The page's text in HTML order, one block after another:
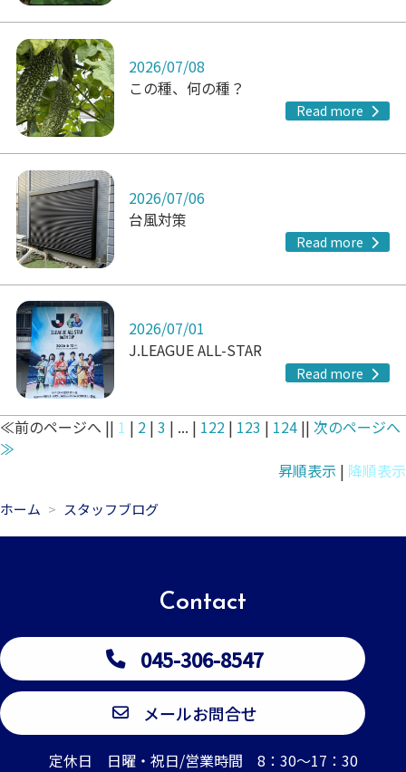
2026/07/08
この種、何の種？
Read more
2026/07/06
台風対策
Read more
2026/07/01
J.LEAGUE ALL-STAR
Read more
≪前のページへ || 1 | 2 | 3 | ... | 122 | 123 | 124 || 次のページへ
≫
昇順表示 | 降順表示
ホーム スタッフブログ
Contact
045-306-8547
メールお問合せ
定休日 日曜・祝日/営業時間 8：30～17：30